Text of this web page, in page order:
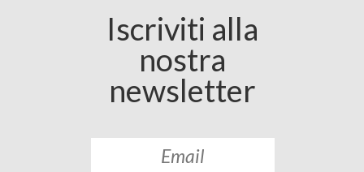
Iscriviti alla
nostra
newsletter